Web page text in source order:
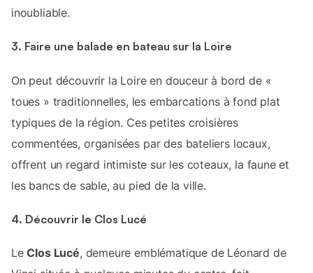
inoubliable.
3. Faire une balade en bateau sur la Loire
On peut découvrir la Loire en douceur à bord de «
toues » traditionnelles, les embarcations à fond plat
typiques de la région. Ces petites croisières
commentées, organisées par des bateliers locaux,
offrent un regard intimiste sur les coteaux, la faune et
les bancs de sable, au pied de la ville.
4. Découvrir le Clos Lucé
LeClos Lucé, demeure emblématique de Léonard de